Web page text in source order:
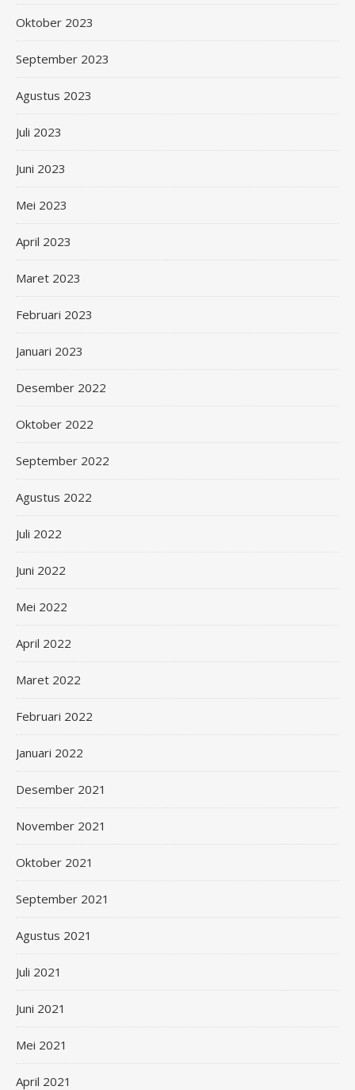
Oktober 2023
September 2023
Agustus 2023
Juli 2023
Juni 2023
Mei 2023
April 2023
Maret 2023
Februari 2023
Januari 2023
Desember 2022
Oktober 2022
September 2022
Agustus 2022
Juli 2022
Juni 2022
Mei 2022
April 2022
Maret 2022
Februari 2022
Januari 2022
Desember 2021
November 2021
Oktober 2021
September 2021
Agustus 2021
Juli 2021
Juni 2021
Mei 2021
April 2021